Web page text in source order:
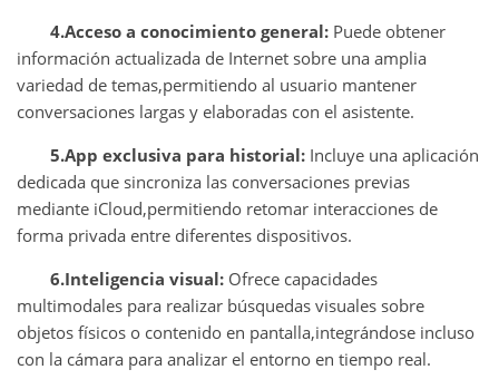
4.Acceso a conocimiento general: Puede obtener
información actualizada de Internet sobre una amplia
variedad de temas,permitiendo al usuario mantener
conversaciones largas y elaboradas con el asistente.
5.App exclusiva para historial: Incluye una aplicación
dedicada que sincroniza las conversaciones previas
mediante iCloud,permitiendo retomar interacciones de
forma privada entre diferentes dispositivos.
6.Inteligencia visual: Ofrece capacidades
multimodales para realizar búsquedas visuales sobre
objetos físicos o contenido en pantalla,integrándose incluso
con la cámara para analizar el entorno en tiempo real.